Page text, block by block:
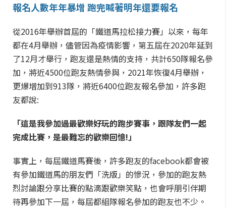
報名人數年年暴增 跑完喊著明年還要報名
從2016年舉辦首屆的「鐵道馬拉松接力賽」以來，每年
都在4月舉辦，儘管因為疫情影響，第五屆在2020年延到
了12月才舉行，跑友還是熱情的支持，共計650隊報名參
加，將近4500位跑友熱情參與，2021年恢復4月舉辦，
更爆增加到913隊，將近6400位跑友報名參加，許多跑
友都說:
「這是我參加過最歡樂好玩的跑步賽事，跟隊友們一起
完成比賽，是最難忘的歡樂回憶!」
事實上，每屆鐵道馬賽後，許多跑友的facebook都會被
有參加鐵道馬的朋友們「洗版」的慘況，參加的跑友熱
烈討論跟分享比賽的點滴跟歡樂笑點，也會呼朋引伴期
待再參加下一屆，每屆都組隊報名參加的跑友也不少。